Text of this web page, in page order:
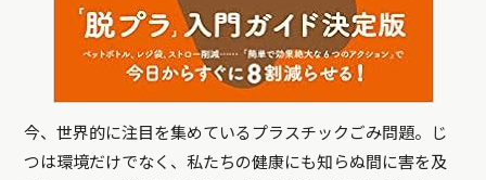
今、世界的に注目を集めているプラスチックごみ問題。じ
つは環境だけでなく、私たちの健康にも知らぬ間に害を及